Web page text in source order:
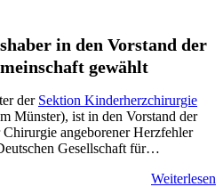
in den Vorstand der
gewählt
der Sektion Kinderherzchirurgie
Münster), ist in den Vorstand der
angeborener Herzfehler
Gesellschaft für…
Weiterlesen